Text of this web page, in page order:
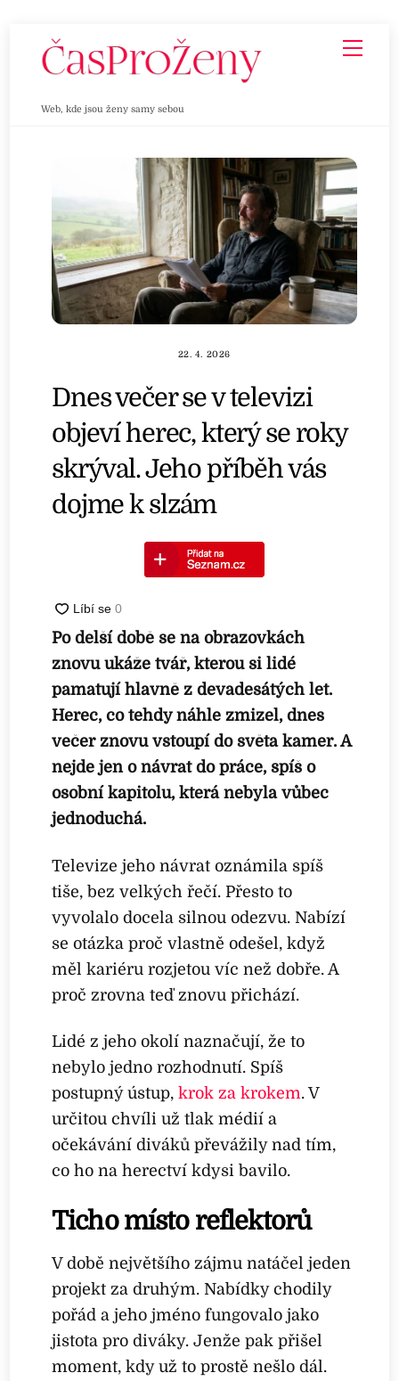
Web, kde jsou ženy samy sebou
22. 4. 2026
Dnes večer se v televizi
objeví herec, který se roky
skrýval. Jeho příběh vás
dojme k slzám
Po delší době se na obrazovkách
znovu ukáže tvář, kterou si lidé
pamatují hlavně z devadesátých let.
Herec, co tehdy náhle zmizel, dnes
večer znovu vstoupí do světa kamer. A
nejde jen o návrat do práce, spíš o
osobní kapitolu, která nebyla vůbec
jednoduchá.
Televize jeho návrat oznámila spíš
tiše, bez velkých řečí. Přesto to
vyvolalo docela silnou odezvu. Nabízí
se otázka proč vlastně odešel, když
měl kariéru rozjetou víc než dobře. A
proč zrovna teď znovu přichází.
Lidé z jeho okolí naznačují, že to
nebylo jedno rozhodnutí. Spíš
postupný ústup,krok za krokem. V
určitou chvíli už tlak médií a
očekávání diváků převážily nad tím,
co ho na herectví kdysi bavilo.
Ticho místo reflektorů
V době největšího zájmu natáčel jeden
projekt za druhým. Nabídky chodily
pořád a jeho jméno fungovalo jako
jistota pro diváky. Jenže pak přišel
moment, kdy už to prostě nešlo dál.